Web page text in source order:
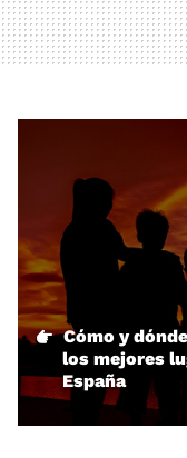
Cómo y
los mejores
España